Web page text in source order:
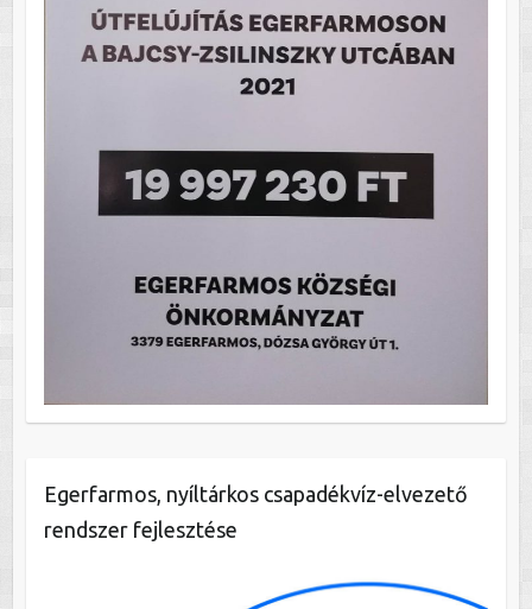
Egerfarmos, nyíltárkos csapadékvíz-elvezető
rendszer fejlesztése